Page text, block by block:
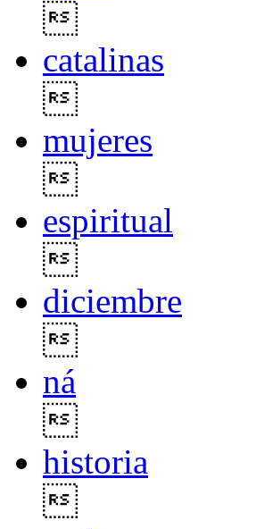
catalinas
mujeres
espiritual
diciembre
ná
historia